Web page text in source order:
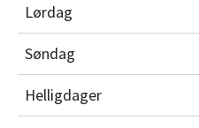
Lørdag
Søndag
Helligdager